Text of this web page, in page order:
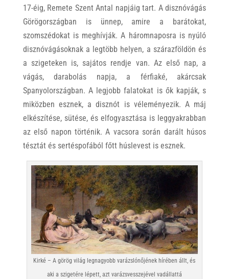
17-éig, Remete Szent Antal napjáig tart. A disznóvágás
Görögországban is ünnep, amire a barátokat,
szomszédokat is meghívják. A háromnaposra is nyúló
disznóvágásoknak a legtöbb helyen, a szárazföldön és
a szigeteken is, sajátos rendje van. Az első nap, a
vágás, darabolás napja, a férfiaké, akárcsak
Spanyolországban. A legjobb falatokat is ők kapják, s
miközben esznek, a disznót is véleményezik. A máj
elkészítése, sütése, és elfogyasztása is leggyakrabban
az első napon történik. A vacsora során darált húsos
tésztát és sertéspofából főtt húslevest is esznek.
Kirké – A görög világ legnagyobb varázslónőjének hírében állt, és
aki a szigetére lépett, azt varázsvesszejével vadállattá